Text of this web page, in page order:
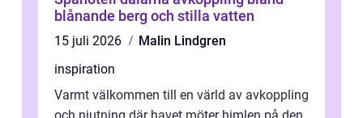
blånande berg och stilla vatten
15 juli 2026
Malin Lindgren
inspiration
Varmt välkommen till en värld av avkoppling